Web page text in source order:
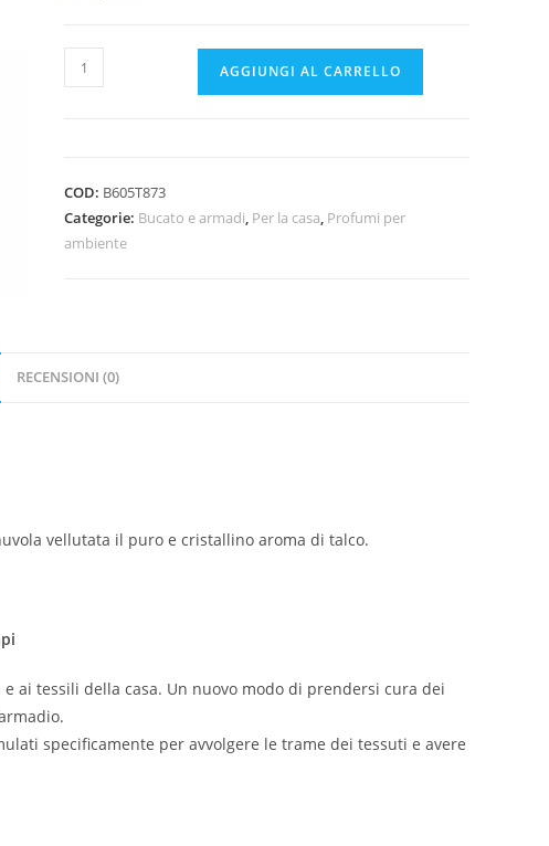
Nasoterapia
Cuore
profumata
NUVOLA
quantità
AGGIUNGI AL CARRELLO
COD: B605T873
Categorie: Bucato e armadi, Per la casa, Profumi per
ambiente
RECENSIONI (0)
vellutata il puro e cristallino aroma di talco.
ai tessili della casa. Un nuovo modo di prendersi cura dei
specificamente per avvolgere le trame dei tessuti e avere